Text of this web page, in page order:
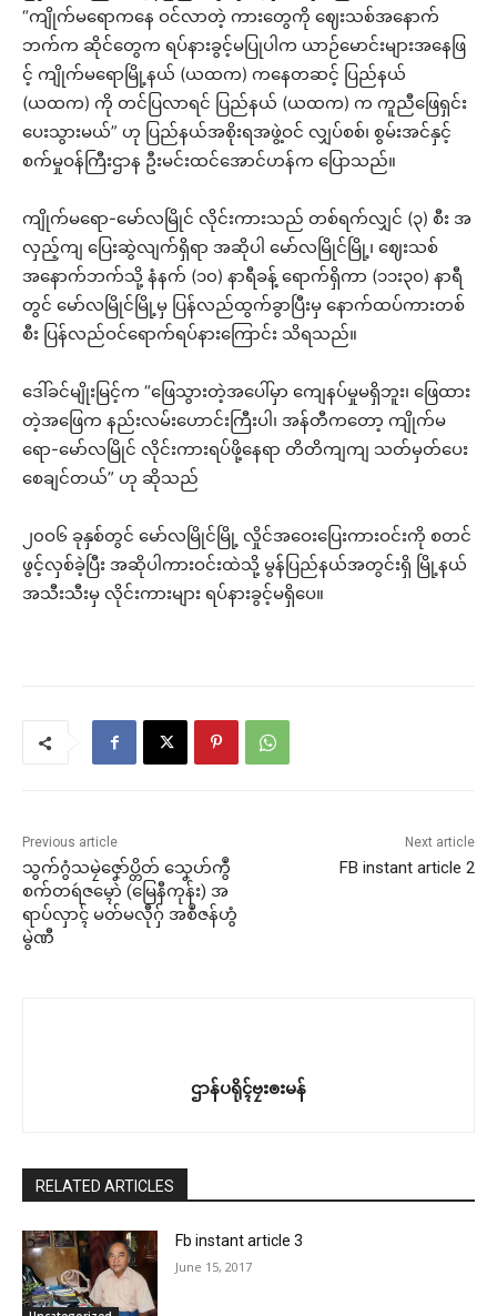
“ကျိုက်မရောကနေ ဝင်လာတဲ့ ကားတွေကို ဈေးသစ်အနောက်
ဘက်က ဆိုင်တွေက ရပ်နားခွင့်မပြုပါက ယာဉ်မောင်းများအနေဖြ
င့် ကျိုက်မရောမြို့နယ် (ယထက) ကနေတဆင့် ပြည်နယ်
(ယထက) ကို တင်ပြလာရင် ပြည်နယ် (ယထက) က ကူညီဖြေရှင်း
ပေးသွားမယ်” ဟု ပြည်နယ်အစိုးရအဖွဲ့ဝင် လျှပ်စစ်၊ စွမ်းအင်နှင့်
စက်မှုဝန်ကြီးဌာန ဦးမင်းထင်အောင်ဟန်က ပြောသည်။
ကျိုက်မရော-မော်လမြိုင် လိုင်းကားသည် တစ်ရက်လျှင် (၃) စီး အ
လှည့်ကျ ပြေးဆွဲလျက်ရှိရာ အဆိုပါ မော်လမြိုင်မြို့၊ ဈေးသစ်
အနောက်ဘက်သို့ နံနက် (၁၀) နာရီခန့် ရောက်ရှိကာ (၁၁း၃၀) နာရီ
တွင် မော်လမြိုင်မြို့မှ ပြန်လည်ထွက်ခွာပြီးမှ နောက်ထပ်ကားတစ်
စီး ပြန်လည်ဝင်ရောက်ရပ်နားကြောင်း သိရသည်။
ဒေါ်ခင်မျိုးမြင့်က “ဖြေသွားတဲ့အပေါ်မှာ ကျေနပ်မှုမရှိဘူး၊ ဖြေထား
တဲ့အဖြေက နည်းလမ်းဟောင်းကြီးပါ၊ အန်တီကတော့ ကျိုက်မ
ရော-မော်လမြိုင် လိုင်းကားရပ်ဖို့နေရာ တိတိကျကျ သတ်မှတ်ပေး
စေချင်တယ်” ဟု ဆိုသည်
၂၀ဝ၆ ခုနှစ်တွင် မော်လမြိုင်မြို့ လှိုင်အဝေးပြေးကားဝင်းကို စတင်
ဖွင့်လှစ်ခဲ့ပြီး အဆိုပါကားဝင်းထဲသို့ မွန်ပြည်နယ်အတွင်းရှိ မြို့နယ်
အသီးသီးမှ လိုင်းကားများ ရပ်နားခွင့်မရှိပေ။
Previous article
သွက်ဂွံသမၠဲဇၞော်ပ္တိတ် သၞေဟ်ကွဳ
စက်တရဴဇမ္ၚောဲ (မြေနီကုန်း) အ
ရာပ်လှာၚ် မတ်မလီုဂှ် အစဳဇန်ဟွံ
မွဲဏီ
Next article
FB instant article 2
ဌာန်ပရိုၚ်ဗၠးၜးမန်
RELATED ARTICLES
Fb instant article 3
June 15, 2017